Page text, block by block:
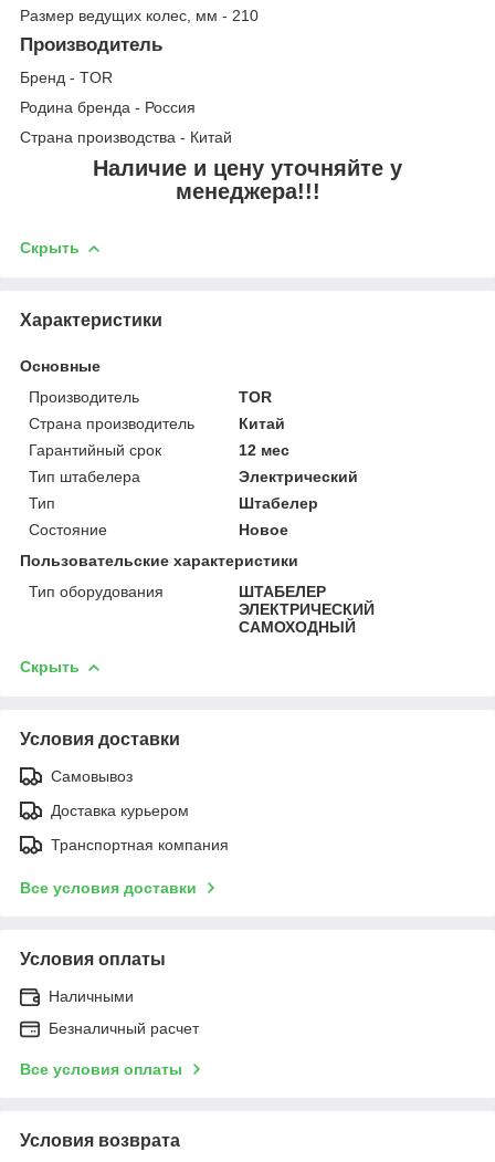
Размер ведущих колес, мм - 210
Производитель
Бренд - TOR
Родина бренда - Россия
Страна производства - Китай
Наличие и цену уточняйте у
менеджера!!!
Скрыть
Характеристики
Основные
Производитель
TOR
Страна производитель
Китай
Гарантийный срок
12 мес
Тип штабелера
Электрический
Тип
Штабелер
Состояние
Новое
Пользовательские характеристики
Тип оборудования
ШТАБЕЛЕР
ЭЛЕКТРИЧЕСКИЙ
САМОХОДНЫЙ
Скрыть
Условия доставки
Самовывоз
Доставка курьером
Транспортная компания
Все условия доставки
Условия оплаты
Наличными
Безналичный расчет
Все условия оплаты
Условия возврата